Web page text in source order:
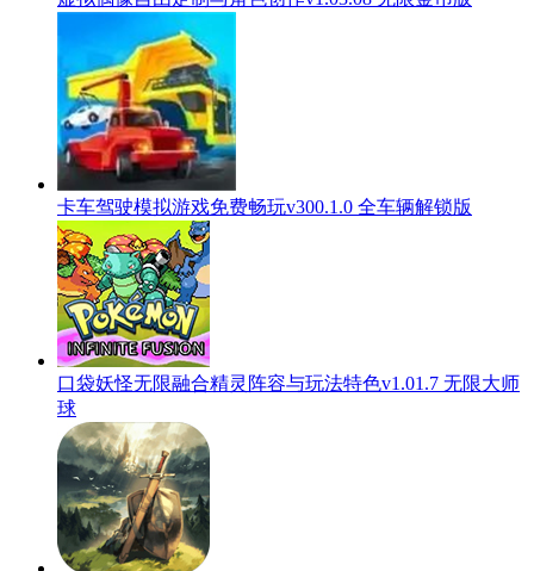
卡车驾驶模拟游戏免费畅玩v300.1.0 全车辆解锁版
口袋妖怪无限融合精灵阵容与玩法特色v1.01.7 无限大师
球